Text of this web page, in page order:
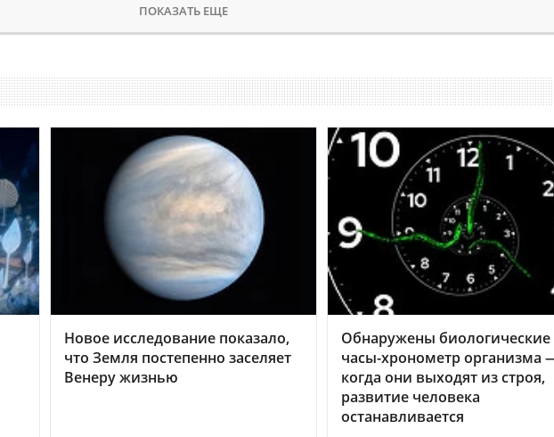
ПОКАЗАТЬ ЕЩЕ
Новое исследование показало,
что Земля постепенно заселяет
Венеру жизнью
Обнаружены биологические
часы-хронометр организма
когда они выходят из строя,
развитие человека
останавливается